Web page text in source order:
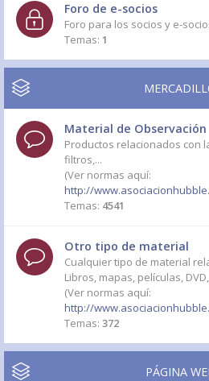
Foro de e-socios
Foro para los socios y e-
Temas: 1
Material de Observación
Productos relacionados con
filtros,...
(Ver normas aquí:
http://
Temas: 4541
Otro tipo de material
Cualquier tipo de material
Libros, mapas, películas,
(Ver normas aquí:
http://
Temas: 372
PÁGINA